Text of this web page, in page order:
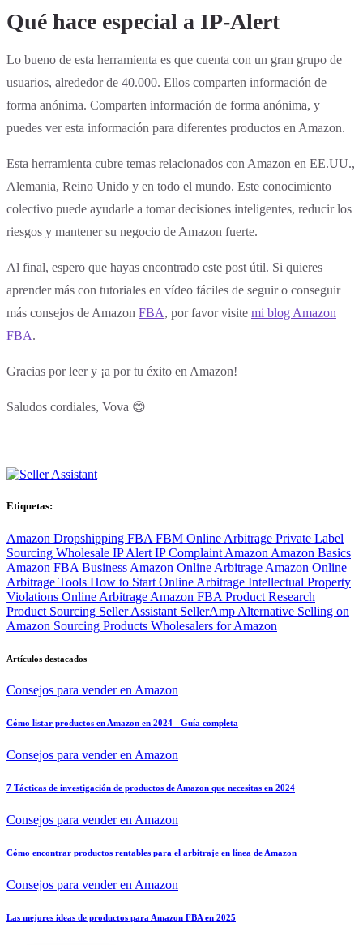
Qué hace especial a IP-Alert
Lo bueno de esta herramienta es que cuenta con un gran grupo de
usuarios, alrededor de 40.000. Ellos comparten información de
forma anónima. Comparten información de forma anónima, y
puedes ver esta información para diferentes productos en Amazon.
Esta herramienta cubre temas relacionados con Amazon en EE.UU.,
Alemania, Reino Unido y en todo el mundo. Este conocimiento
colectivo puede ayudarle a tomar decisiones inteligentes, reducir los
riesgos y mantener su negocio de Amazon fuerte.
Al final, espero que hayas encontrado este post útil. Si quieres
aprender más con tutoriales en vídeo fáciles de seguir o conseguir
más consejos de Amazon FBA, por favor visite mi blog Amazon
FBA.
Gracias por leer y ¡a por tu éxito en Amazon!
Saludos cordiales, Vova 😊
Etiquetas:
Amazon Dropshipping FBA FBM Online Arbitrage Private Label
Sourcing Wholesale IP Alert IP Complaint Amazon Amazon Basics
Amazon FBA Business Amazon Online Arbitrage Amazon Online
Arbitrage Tools How to Start Online Arbitrage Intellectual Property
Violations Online Arbitrage Amazon FBA Product Research
Product Sourcing Seller Assistant SellerAmp Alternative Selling on
Amazon Sourcing Products Wholesalers for Amazon
Artículos destacados
Consejos para vender en Amazon
Cómo listar productos en Amazon en 2024 - Guía completa
Consejos para vender en Amazon
7 Tácticas de investigación de productos de Amazon que necesitas en 2024
Consejos para vender en Amazon
Cómo encontrar productos rentables para el arbitraje en línea de Amazon
Consejos para vender en Amazon
Las mejores ideas de productos para Amazon FBA en 2025